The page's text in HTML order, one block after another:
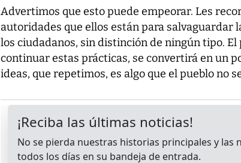
Advertimos que esto puede empeorar. Les
autoridades que ellos están para salvaguardar
los ciudadanos, sin distinción de ningún tipo.
continuar estas prácticas, se convertirá en un
ideas, que repetimos, es algo que el pueblo no